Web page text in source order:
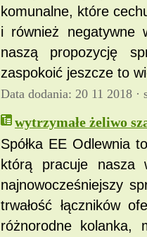
komunalne, które
i również negatywne
naszą propozycję
zaspokoić jeszcze to
Data dodania: 20 11 2018 ·
wytrzymałe żeliwo
Spółka EE Odlewnia
którą pracuje nasza
najnowocześniejszy
trwałość łączników
różnorodne kolanka,